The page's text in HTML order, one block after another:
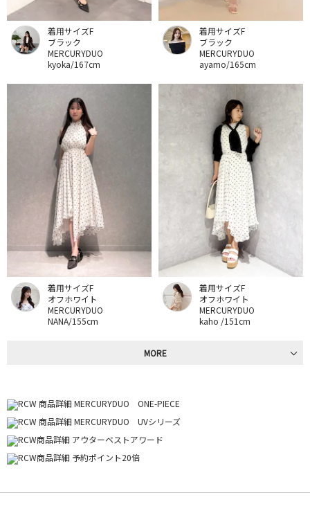
着用サイズF
ブラック
MERCURYDUO
kyoka/167cm
着用サイズF
ブラック
MERCURYDUO
ayamo/165cm
着用サイズF
オフホワイト
MERCURYDUO
NANA/155cm
着用サイズF
オフホワイト
MERCURYDUO
kaho /151cm
MORE